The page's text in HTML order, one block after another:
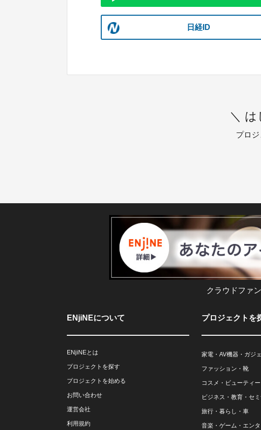
日経ID
＼ は
プロ
クラウドファ
ENjiNEについて
ENjiNEとは
プロジェクトを探す
プロジェクトを始める
お問い合わせ
運営会社
利用規約
プロジェクトを
家電・AV機器・ガジ
ファッション・靴
コスメ・ビューティー
ビジネス・教育・セ
旅行・暮らし・車
音楽・ゲーム・エンタ